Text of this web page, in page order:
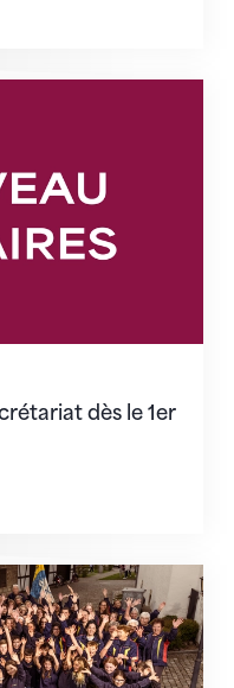
dès le 1er
dès le 1er août
évidence